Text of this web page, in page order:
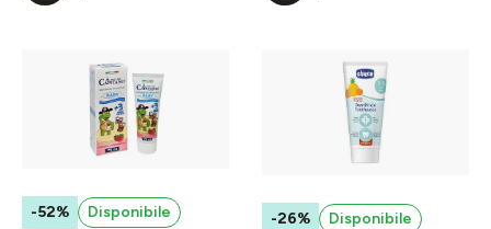
-52%
Disponibile
-26%
Disponibile